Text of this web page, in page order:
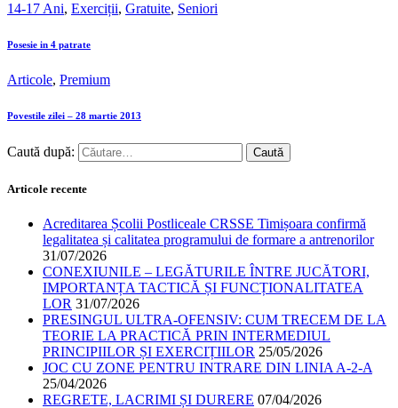
14-17 Ani, Exerciții, Gratuite, Seniori
Posesie in 4 patrate
Articole, Premium
Povestile zilei – 28 martie 2013
Caută după:
Articole recente
Acreditarea Școlii Postliceale CRSSE Timișoara confirmă
legalitatea și calitatea programului de formare a antrenorilor
31/07/2026
CONEXIUNILE – LEGĂTURILE ÎNTRE JUCĂTORI,
IMPORTANȚA TACTICĂ ȘI FUNCȚIONALITATEA
LOR 31/07/2026
PRESINGUL ULTRA-OFENSIV: CUM TRECEM DE LA
TEORIE LA PRACTICĂ PRIN INTERMEDIUL
PRINCIPIILOR ȘI EXERCIȚIILOR 25/05/2026
JOC CU ZONE PENTRU INTRARE DIN LINIA A-2-A
25/04/2026
REGRETE, LACRIMI ȘI DURERE 07/04/2026